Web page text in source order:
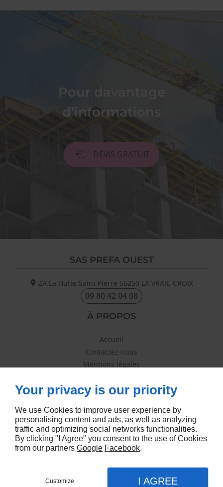
Pour davantage
d’informations
DEVIS GRATUIT
SAS PREFA OUEST
ZA La Hutte Saint Pierre 56250 LA VRAIE-CROIX
09 80 42 04 08
À PROPOS
Accueil
Contactez-nous
Mentions légales
SUIVEZ-NOUS
Your privacy is our priority
We use Cookies to improve user experience by
personalising content and ads, as well as analyzing
traffic and optimizing social networks functionalities.
By clicking "I Agree" you consent to the use of Cookies
from our partners Google Facebook.
Customize I AGREE